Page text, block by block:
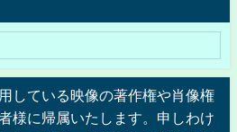
している映像の著作権や肖像権
様に帰属いたします。申しわけ